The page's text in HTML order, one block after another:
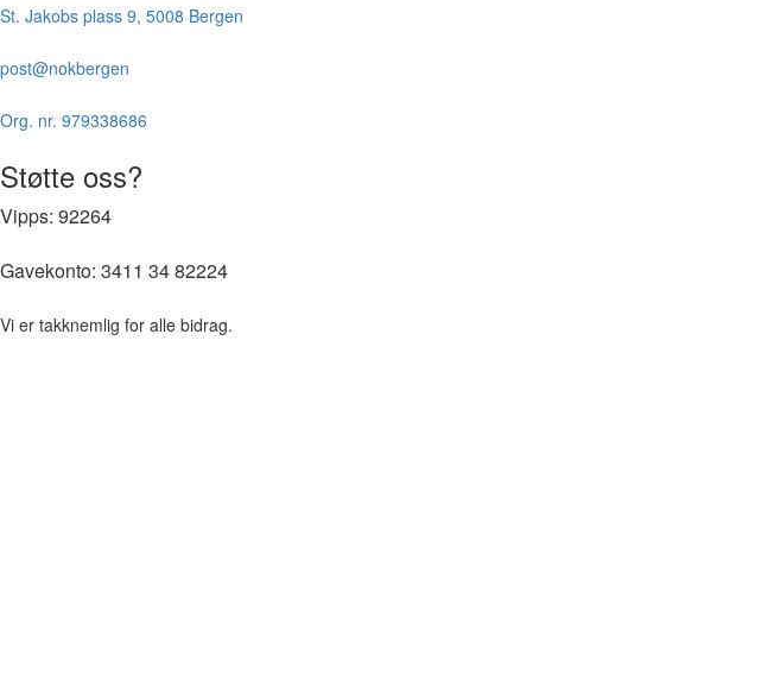
St.
plass
9,
5008
Bergen
St. Jakobs plass 9, 5008 Bergen
post@nokbergen
post@nokbergen
Org.
979338686
Org. nr. 979338686
Støtte oss?
Vipps: 92264
Gavekonto: 3411 34 82224
Vi er takknemlig for alle bidrag.